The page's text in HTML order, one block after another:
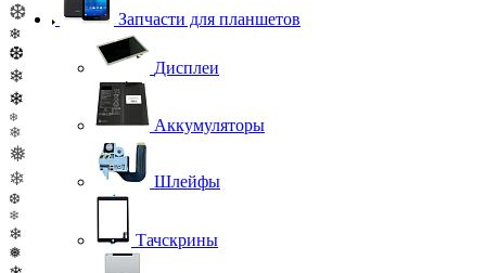
❆
❄
❆
❄
❄
❄
❄
❅
❄
❆
❄
❄
❅
Запчасти для планшетов
Дисплеи
Аккумуляторы
Шлейфы
Тачскрины